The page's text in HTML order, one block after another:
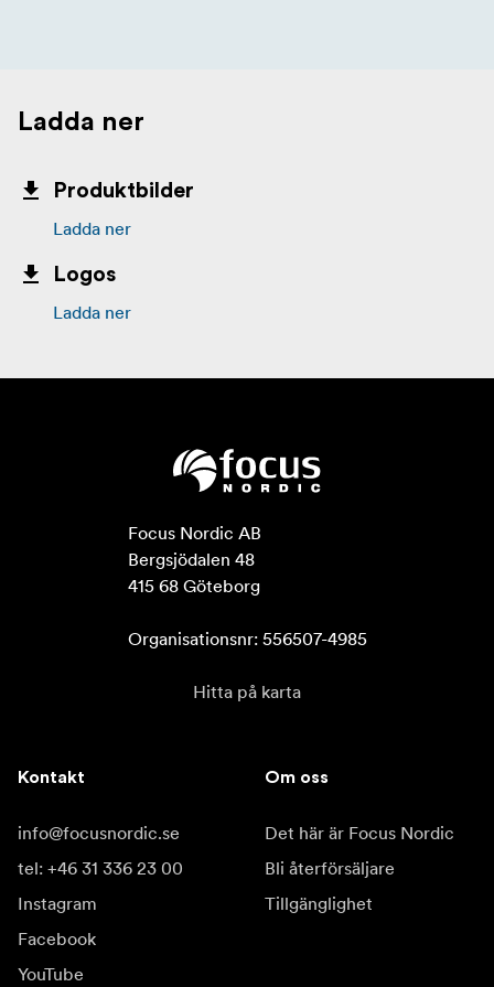
Ladda ner
Produktbilder
Ladda ner
Logos
Ladda ner
Focus Nordic AB
Bergsjödalen 48
415 68 Göteborg
Organisationsnr: 556507-4985
Hitta på karta
Kontakt
info@focusnordic.se
tel: +46 31 336 23 00
Instagram
Facebook
YouTube
Om oss
Det här är Focus Nordic
Bli återförsäljare
Tillgänglighet